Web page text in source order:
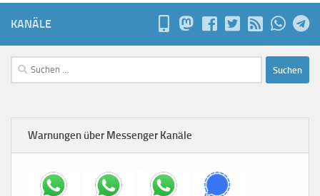
KANÄLE
Suchen
nach:
Warnungen über Messenger Kanäle